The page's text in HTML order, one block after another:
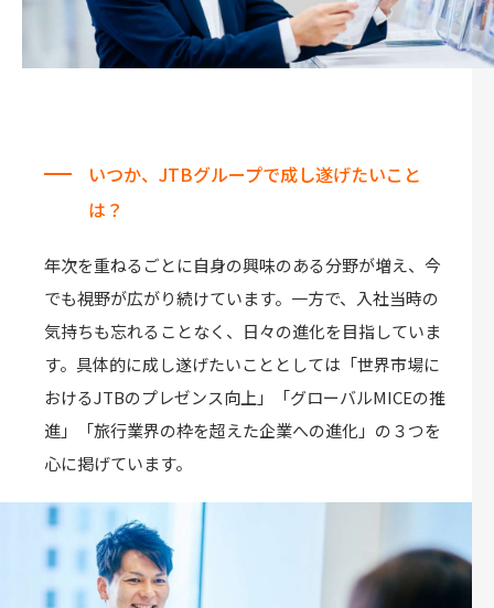
いつか、JTBグループで成し遂げたいこと
は？
年次を重ねるごとに自身の興味のある分野が増え、今
でも視野が広がり続けています。一方で、入社当時の
気持ちも忘れることなく、日々の進化を目指していま
す。具体的に成し遂げたいこととしては「世界市場に
おけるJTBのプレゼンス向上」「グローバルMICEの推
進」「旅行業界の枠を超えた企業への進化」の３つを
心に掲げています。